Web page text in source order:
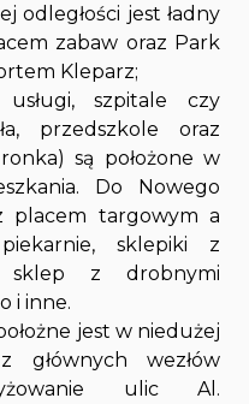
odległości jest ładny
zabaw oraz Park
Kleparz;
szpitale czy
przedszkole oraz
są położone w
Do Nowego
placem targowym a
sklepiki z
sklep z drobnymi
i inne.
jest w niedużej
głównych wezłów
ulic Al.